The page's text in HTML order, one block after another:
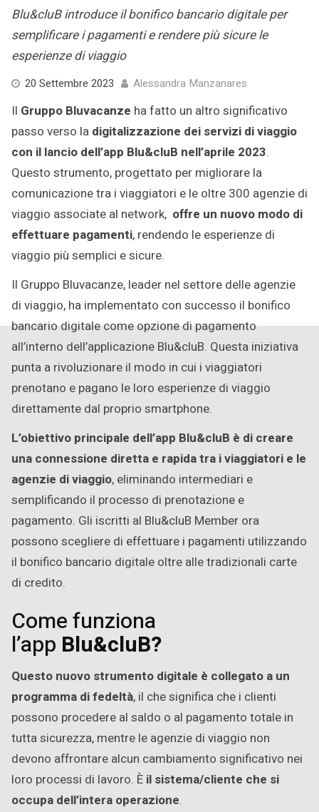
Blu&cluB introduce il bonifico bancario digitale per
semplificare i pagamenti e rendere più sicure le
esperienze di viaggio
20 Settembre 2023 20
2023
Alessandra Manzanares
Il Gruppo Bluvacanze ha fatto un altro significativo
passo verso la digitalizzazione dei servizi di viaggio
con il lancio dell’app Blu&cluB nell’aprile 2023.
Questo strumento, progettato per migliorare la
comunicazione tra i viaggiatori e le oltre 300 agenzie di
viaggio associate al network, offre un nuovo modo di
effettuare pagamenti, rendendo le esperienze di
viaggio più semplici e sicure.
Il Gruppo Bluvacanze, leader nel settore delle agenzie
di viaggio, ha implementato con successo il bonifico
bancario digitale come opzione di pagamento
all’interno dell’applicazione Blu&cluB. Questa iniziativa
punta a rivoluzionare il modo in cui i viaggiatori
prenotano e pagano le loro esperienze di viaggio
direttamente dal proprio smartphone.
L’obiettivo principale dell’app Blu&cluB è di creare
una connessione diretta e rapida tra i viaggiatori e le
agenzie di viaggio, eliminando intermediari e
semplificando il processo di prenotazione e
pagamento. Gli iscritti al Blu&cluB Member ora
possono scegliere di effettuare i pagamenti utilizzando
il bonifico bancario digitale oltre alle tradizionali carte
di credito.
Come funziona
l’app Blu&cluB?
Questo nuovo strumento digitale è collegato a un
programma di fedeltà, il che significa che i clienti
possono procedere al saldo o al pagamento totale in
tutta sicurezza, mentre le agenzie di viaggio non
devono affrontare alcun cambiamento significativo nei
loro processi di lavoro. È il sistema/cliente che si
occupa dell’intera operazione.